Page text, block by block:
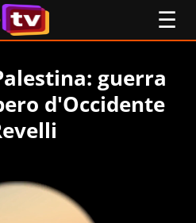
☰
guerra
d'Occidente